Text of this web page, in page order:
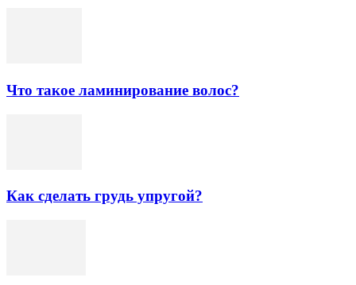
Что такое ламинирование волос?
Как сделать грудь упругой?